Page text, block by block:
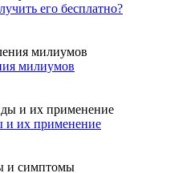
его бесплатно?
милиумов
и их применение